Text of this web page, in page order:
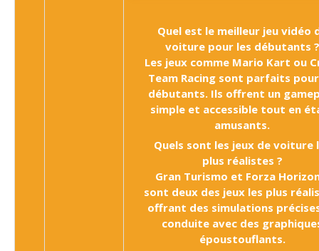
Quel est le meilleur jeu vidéo
voiture pour les débutants ?
Les jeux comme Mario Kart ou
Team Racing sont parfaits
débutants. Ils offrent un
simple et accessible tout en
amusants.
Quels sont les jeux de voiture
plus réalistes ?
Gran Turismo et Forza
sont deux des jeux les plus
offrant des simulations
conduite avec des
époustouflants.